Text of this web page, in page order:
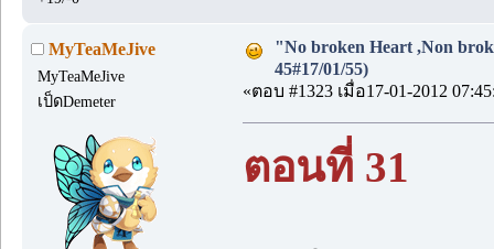
MyTeaMeJive
MyTeaMeJive
เป็ดDemeter
"No broken Heart ,Non
45#17/01/55)
«ตอบ #1323 เมื่อ17-01-2012
ตอนที่ 31